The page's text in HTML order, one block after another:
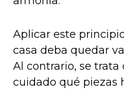
Aplicar este
casa deba quedar
Al contrario, se trata
cuidado qué piezas